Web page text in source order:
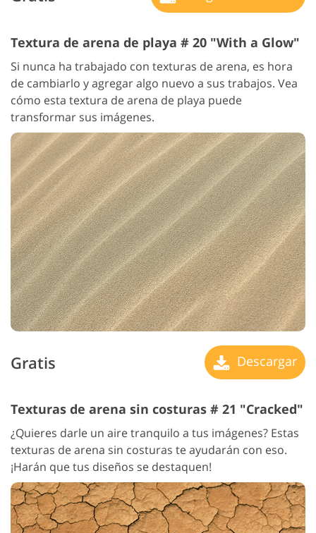
Textura de arena de playa # 20 "With a Glow"
Si nunca ha trabajado con texturas de arena, es hora
de cambiarlo y agregar algo nuevo a sus trabajos. Vea
cómo esta textura de arena de playa puede
transformar sus imágenes.
Gratis Descargar
Texturas de arena sin costuras # 21 "Cracked"
¿Quieres darle un aire tranquilo a tus imágenes? Estas
texturas de arena sin costuras te ayudarán con eso.
¡Harán que tus diseños se destaquen!